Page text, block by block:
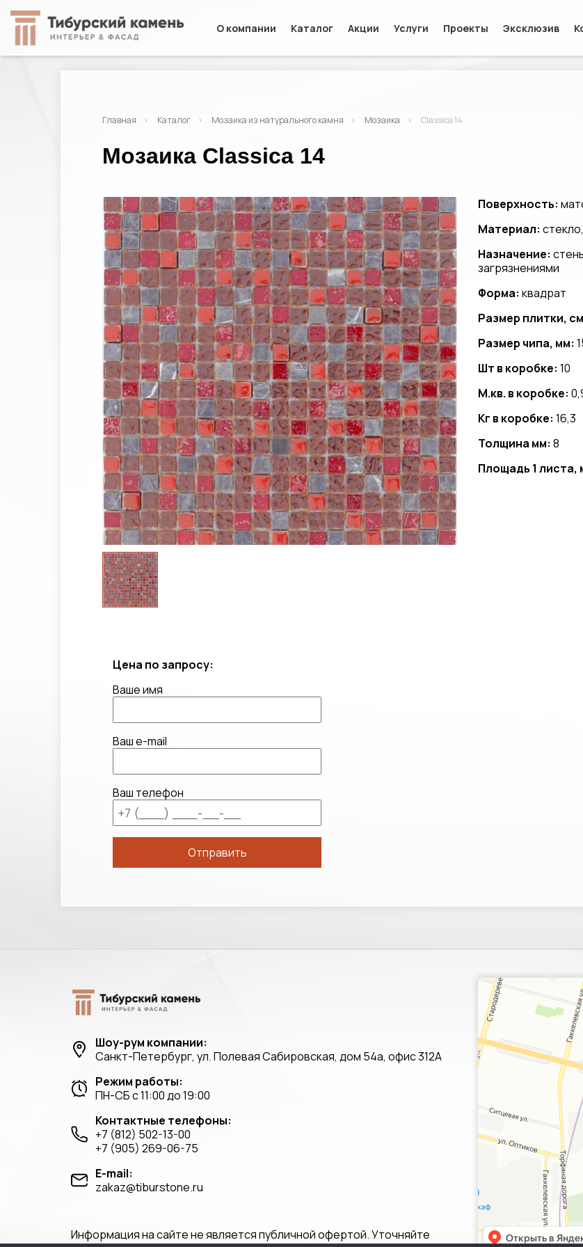
О компании Каталог Акции Услуги Проекты Эксклюзив
Главная Каталог Мозаика из натурального камня Мозаика Classica 14
Мозаика Classica 14
Поверхность:
Материал:
Назначение:
загрязнениями
Форма: квадрат
Размер плитки,
Размер чипа, мм:
Шт в коробке: 10
М.кв. в коробке:
Кг в коробке: 16,3
Толщина мм: 8
Площадь 1 листа,
Цена по запросу:
Ваше имя
Ваш e-mail
Ваш телефон
Шоу-рум компании:
Санкт-Петербург, ул. Полевая Сабировская, дом 54а, офис 312А
Режим работы:
ПН-СБ с 11:00 до 19:00
Контактные телефоны:
+7 (812) 502-13-00
+7 (905) 269-06-75
E-mail:
zakaz@tiburstone.ru
Информация на сайте не является публичной офертой. Уточняйте
Санкт‑Петербург
Яндекс.Карты —